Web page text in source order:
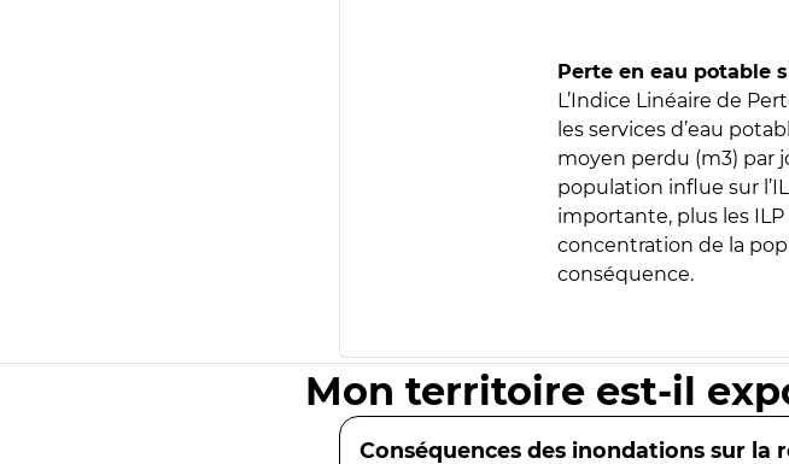
Perte en eau potable
L’Indice Linéaire de
les services d’eau
moyen perdu (m3) par
population influe sur
importante, plus les
concentration de la
conséquence.
Mon territoire est-il
Conséquences des inondations sur la